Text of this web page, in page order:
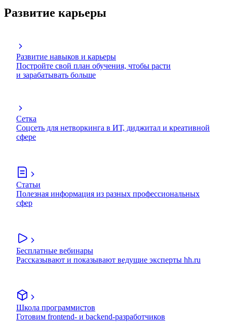
Развитие карьеры
Развитие навыков и карьеры
Постройте свой план обучения, чтобы расти
и зарабатывать больше
Сетка
Соцсеть для нетворкинга в ИТ, диджитал и креативной
сфере
Статьи
Полезная информация из разных профессиональных
сфер
Бесплатные вебинары
Рассказывают и показывают ведущие эксперты hh.ru
Школа программистов
Готовим frontend- и backend-разработчиков